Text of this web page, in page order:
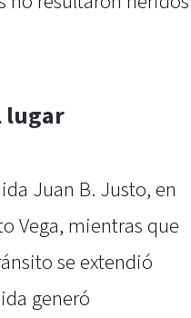
lugar
Juan B. Justo, en
Vega, mientras que
se extendió
generó